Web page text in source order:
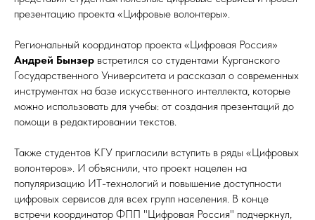
презентацию проекта «Цифровые волонтеры».
Региональный координатор проекта «Цифровая Россия»
Андрей Бынзер встретился со студентами Курганского
Государственного Университета и рассказал о современных
инструментах на базе искусственного интеллекта, которые
можно использовать для учебы: от создания презентаций до
помощи в редактировании текстов.
Также студентов КГУ пригласили вступить в ряды «Цифровых
волонтеров». И объяснили, что проект нацелен на
популяризацию ИТ-технологий и повышение доступности
цифровых сервисов для всех групп населения. В конце
встречи координатор ФПП "Цифровая Россия" подчеркнул,